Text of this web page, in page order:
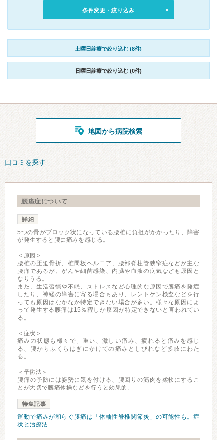
条件変更・絞り込み
土曜日診療で絞り込む (8件)
日曜日診療で絞り込む (0件)
地図から病院検索
口コミを探す
腰痛症について
詳細
5つの骨がブロック状になっている腰椎に負担がかかったり、障害
が発生すると腰に痛みを感じる。
＜原因＞
腰椎の圧迫骨折、椎間板ヘルニア、腰部脊柱管狭窄症などが主な
腰痛であるが、がんや細菌感染、内臓や血液の病気なども原因と
なりうる。
また、生活習慣や不眠、ストレスなど心理的な原因で腰痛を発症
したり、神経の障害に寄る場合もあり、レントゲン検査などを行
っても原因はなかなか特定できない場合が多い。様々な原因によ
って発生する腰痛は15％程しか原因が特定できないと言われてい
る。
＜症状＞
痛みの状態も様々で、重い、激しい痛み、疲れると痛みを感じ
る、腰からふくらはぎにかけての痛みとしびれなど多岐にわた
る。
＜予防法＞
腰痛の予防には姿勢に気を付ける、腰回りの筋肉を柔軟にするこ
とが大切で腰痛体操などを行うと効果的。
特集記事
運動で痛みが和らぐ腰痛は「体軸性脊椎関節炎」の可能性も。症
状と治療法